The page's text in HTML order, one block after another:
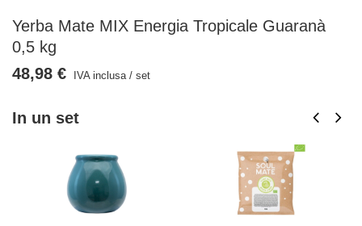
Yerba Mate MIX Energia Tropicale Guaranà
0,5 kg
In un set
48,98 € IVA inclusa/ set